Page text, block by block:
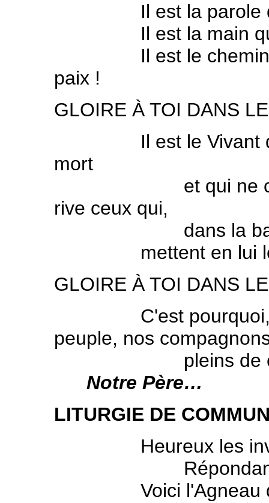
Il est la parole qui
Il est la main que
Il est le chemin par
paix !
GLOIRE À TOI DANS
Il est le Vivant qui
mort
et qui ne cesse
rive ceux qui,
dans la barque
mettent en lui leur
GLOIRE À TOI DANS
C'est pourquoi,
peuple, nos
pleins de
Notre Père…
LITURGIE DE
Heureux les
Répondant à
Voici l'Agneau de